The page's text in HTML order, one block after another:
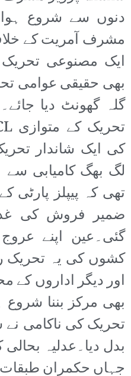
دنوں سے شروع
مشرف آمریت کے
ایک مصنوعی
بھی حقیقی عوامی
گلہ گھونٹ دیا
کی ایک شاندار
لگ بھگ کامیابی سے
تھی کہ پیپلز پارٹی
ضمیر فروش کی
کشوں کی یہ تحریک
اور دیگر اداروں
بھی مرکز بننا
تحریک کی ناکامی
بدل دیا۔عدلیہ
جہاں حکمران طبقات